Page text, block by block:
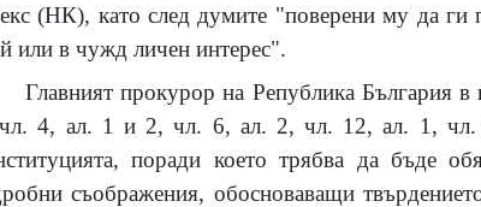
(НК), като след думите "поверени му да ги
или в чужд личен интерес".
Главният прокурор на Република България
4, ал. 1 и 2, чл. 6, ал. 2, чл. 12, ал. 1,
поради което трябва да бъде
съображения, обосноваващи